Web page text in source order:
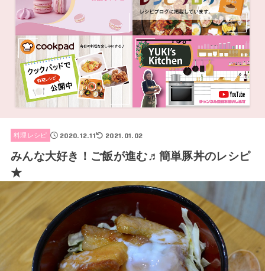
料理レシピ 2020.12.11 2021.01.02
みんな大好き！ご飯が進む♬簡単豚丼のレシピ
★